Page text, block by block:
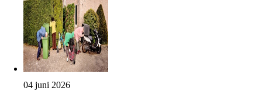
Publicatiedatum:
04 juni 2026